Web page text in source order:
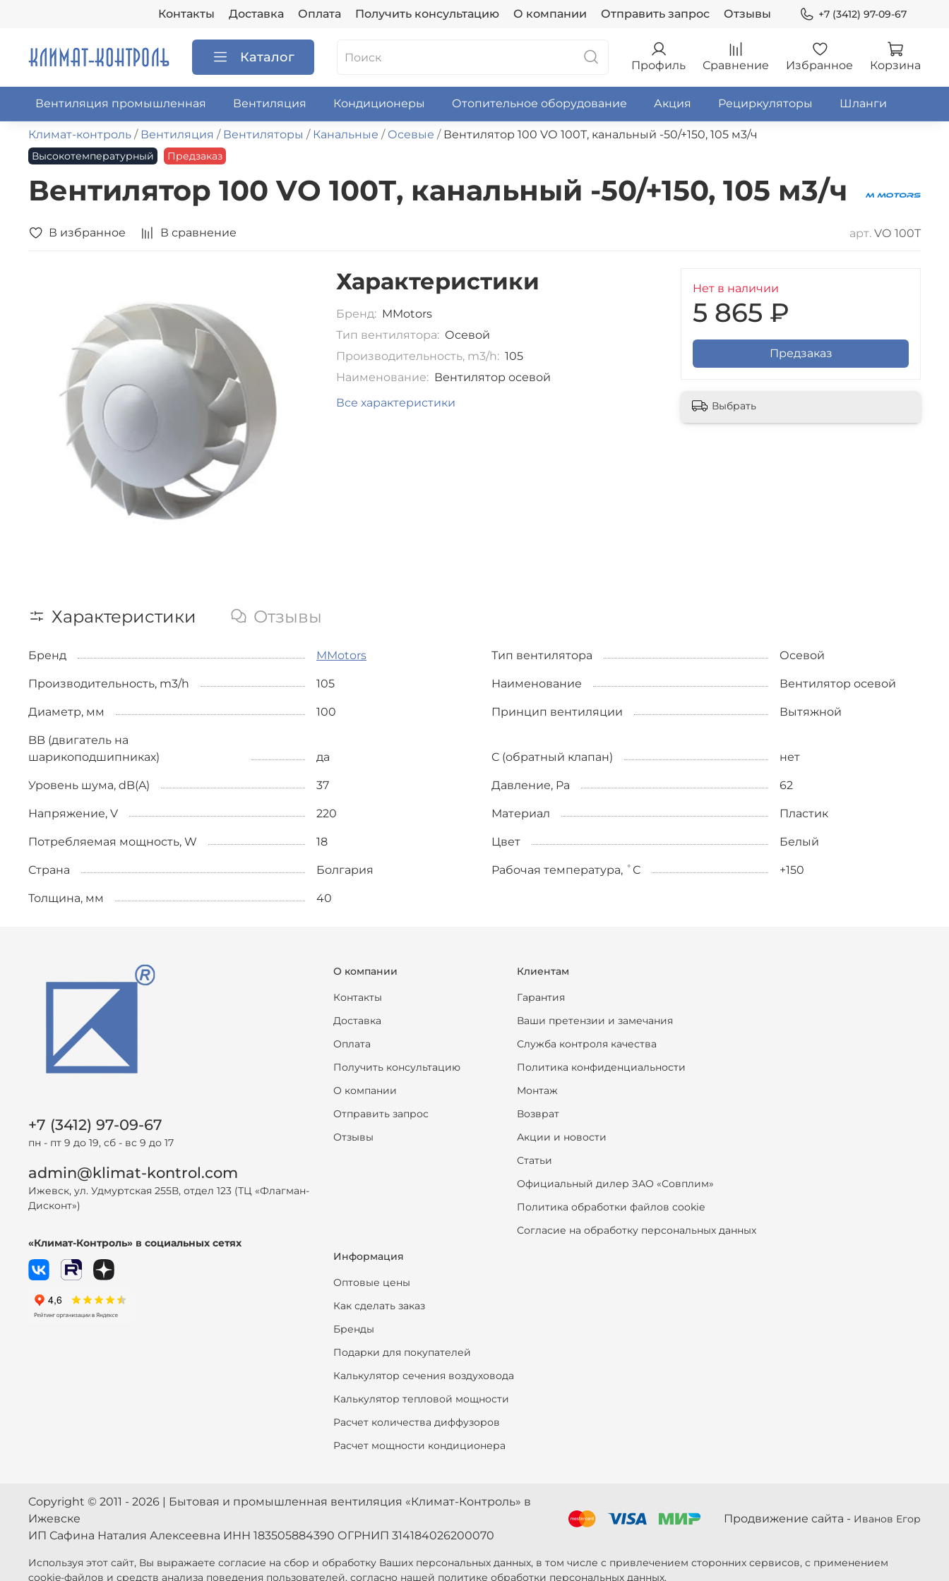
Контакты Доставка Оплата Получить консультацию О компании Отправить запрос Отзывы +7 (3412) 97-09-67
Каталог Профиль Сравнение Избранное Корзина
Вентиляция промышленная Вентиляция Кондиционеры Отопительное оборудование Акция Рециркуляторы Шланги
Климат-контроль Вентиляция Вентиляторы Канальные Осевые Вентилятор 100 VО 100Т, канальный -50/+150, 105 м3/ч
Высокотемпературный Предзаказ
Вентилятор 100 VО 100Т, канальный -50/+150, 105 м3/ч
В избранное В сравнение арт. VО 100Т
Характеристики
Бренд: MMotors
Тип вентилятора: Осевой
Производительность, m3/h: 105
Наименование: Вентилятор осевой
Все характеристики
Нет в наличии
5 865 ₽
Предзаказ
Выбрать
Характеристики Отзывы
Бренд MMotors Тип вентилятора Осевой
Производительность, m3/h 105 Наименование Вентилятор осевой
Диаметр, мм 100 Принцип вентиляции Вытяжной
BB (двигатель на
шарикоподшипниках)
да C (обратный клапан) нет
Уровень шума, dB(A) 37 Давление, Pa 62
Напряжение, V 220 Материал Пластик
Потребляемая мощность, W 18 Цвет Белый
Страна Болгария Рабочая температура, ˚С +150
Толщина, мм 40
О компании
Контакты
Доставка
Оплата
Получить консультацию
О компании
Отправить запрос
Отзывы
Клиентам
Гарантия
Ваши претензии и замечания
Служба контроля качества
Политика конфиденциальности
Монтаж
Возврат
Акции и новости
Статьи
Официальный дилер ЗАО «Совплим»
Политика обработки файлов cookie
Согласие на обработку персональных данных
Информация
Оптовые цены
Как сделать заказ
Бренды
Подарки для покупателей
Калькулятор сечения воздуховода
Калькулятор тепловой мощности
Расчет количества диффузоров
Расчет мощности кондиционера
+7 (3412) 97-09-67
пн - пт 9 до 19, сб - вс 9 до 17
admin@klimat-kontrol.com
Ижевск, ул. Удмуртская 255В, отдел 123 (ТЦ «Флагман-
Дисконт»)
«Климат-Контроль» в социальных сетях
Copyright © 2011 - 2026 | Бытовая и промышленная вентиляция «Климат-Контроль» в
Ижевске
ИП Сафина Наталия Алексеевна ИНН 183505884390 ОГРНИП 314184026200070
Продвижение сайта - Иванов Егор
Используя этот сайт, Вы выражаете согласие на сбор и обработку Ваших персональных данных, в том числе с привлечением сторонних сервисов, с применением
cookie-файлов и средств анализа поведения пользователей, согласно нашей политике обработки персональных данных.